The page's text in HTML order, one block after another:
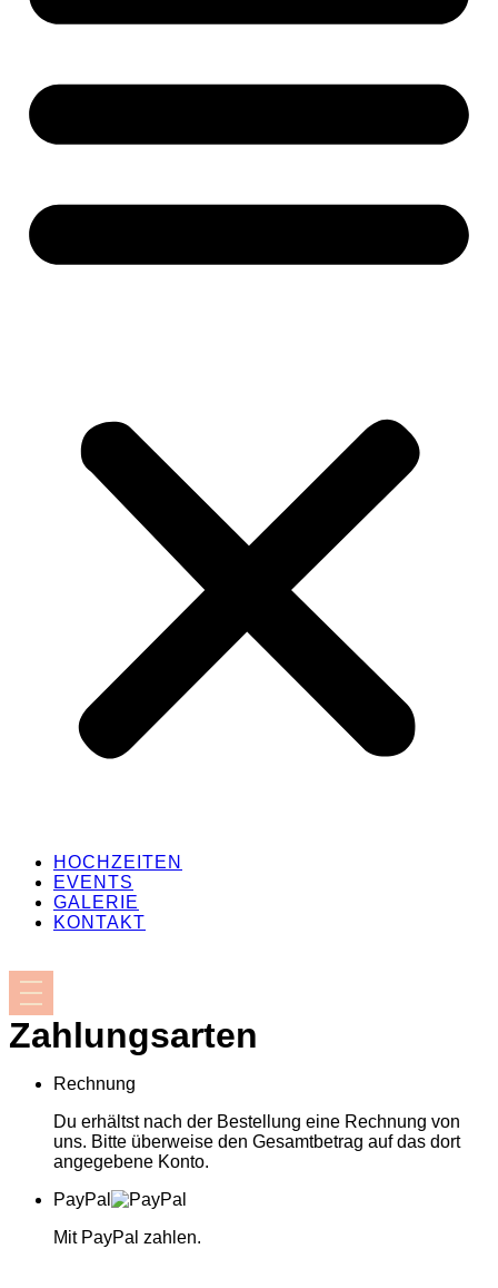
HOCHZEITEN
EVENTS
GALERIE
KONTAKT
Zahlungsarten
Rechnung
Du erhältst nach der Bestellung eine Rechnung von
uns. Bitte überweise den Gesamtbetrag auf das dort
angegebene Konto.
PayPal
Mit PayPal zahlen.